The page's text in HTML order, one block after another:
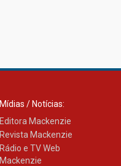
Mídias / Notícias:
Editora Mackenzie
Revista Mackenzie
Rádio e TV Web
Mackenzie